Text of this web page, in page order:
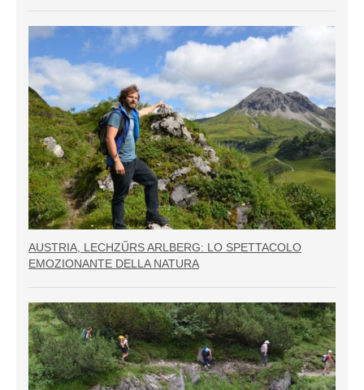
AUSTRIA, LECHZŰRS ARLBERG: LO SPETTACOLO
EMOZIONANTE DELLA NATURA